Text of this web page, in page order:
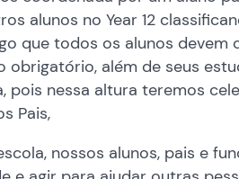
alunos no Year 12
que todos os alunos
obrigatório, além de seus
pois nessa altura teremos
Pais,
nossos alunos, pais e